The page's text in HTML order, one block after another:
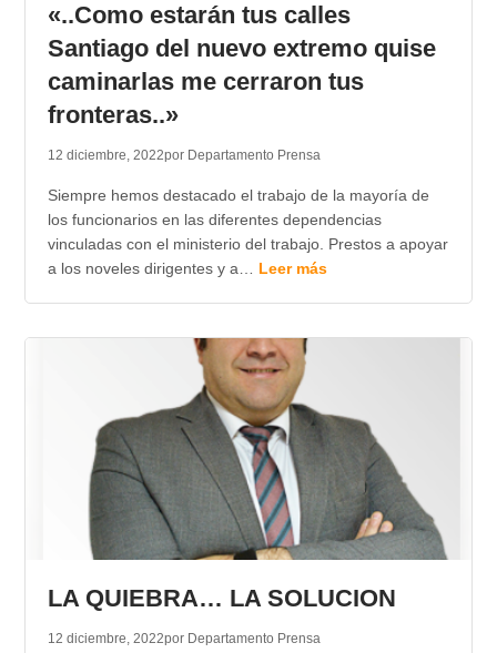
«..Como estarán tus calles
Santiago del nuevo extremo quise
caminarlas me cerraron tus
fronteras..»
12 diciembre, 2022por Departamento Prensa
Siempre hemos destacado el trabajo de la mayoría de
los funcionarios en las diferentes dependencias
vinculadas con el ministerio del trabajo. Prestos a apoyar
a los noveles dirigentes y a… Leer más
LA QUIEBRA… LA SOLUCION
12 diciembre, 2022por Departamento Prensa